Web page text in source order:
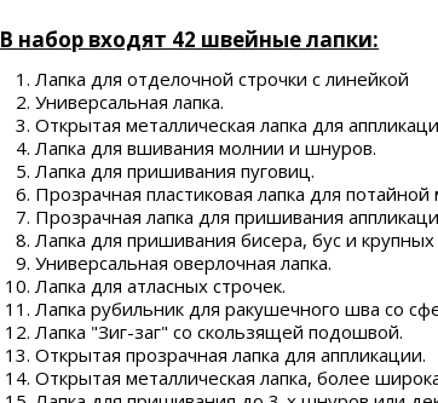
В набор входят 42 швейные лапки:
Лапка для отделочной строчки с линейкой
Универсальная лапка.
Открытая металлическая лапка для
Лапка для вшивания молнии и шнуров.
Лапка для пришивания пуговиц.
Прозрачная пластиковая лапка для потайной
Прозрачная лапка для пришивания
Лапка для пришивания бисера, бус и
Универсальная оверлочная лапка.
Лапка для атласных строчек.
Лапка рубильник для ракушечного шва со
Лапка "Зиг-заг" со скользящей подошвой.
Открытая прозрачная лапка для аппликации.
Открытая металлическая лапка, более